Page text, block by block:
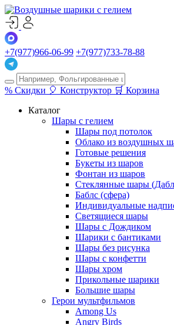
+7(977)966-06-99 +7(977)733-78-88
% Скидки 🎈 Конструктор 🛒 Корзина
Каталог
Шары с гелием
Шары под потолок
Облако из воздушных
Готовые решения
Букеты из шаров
Фонтан из шаров
Стеклянные шары
Баблс (сфера)
Индивидуальные
Светящиеся шары
Шары с Дождиком
Шарики с бантиками
Шары без рисунка
Шары с конфетти
Шары хром
Прикольные шарики
Большие шары
Герои мультфильмов
Among Us
Angry Birds